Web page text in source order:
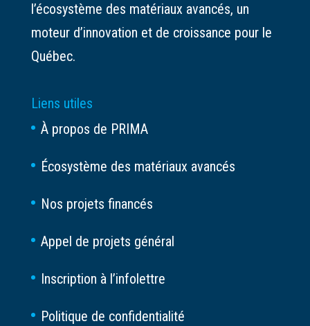
l’écosystème des matériaux avancés, un
moteur d’innovation et de croissance pour le
Québec.
Liens utiles
À propos de PRIMA
Écosystème des matériaux avancés
Nos projets financés
Appel de projets général
Inscription à l’infolettre
Politique de confidentialité